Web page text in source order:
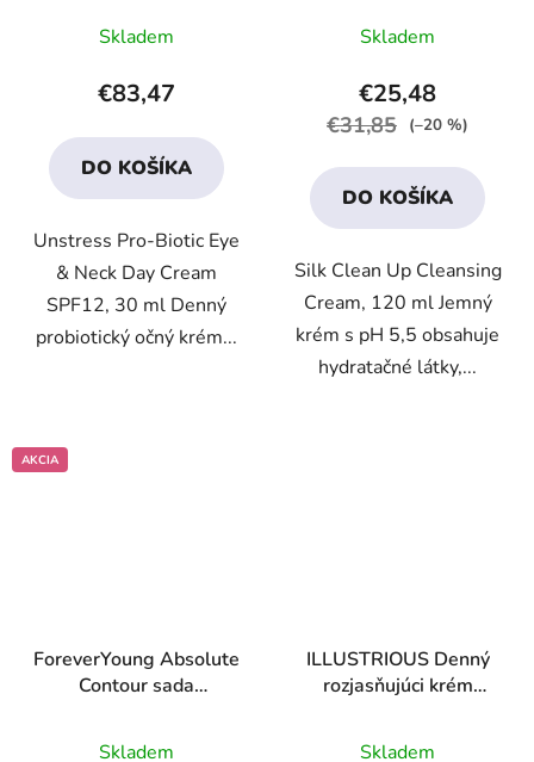
hodnotenie
produktu
je
4,5
z
hviezdičiek.
Skladem
€83,47
DO KOŠÍKA
Unstress Pro-Biotic Eye
& Neck Day Cream
SPF12, 30 ml Denný
probiotický očný krém...
hodnotenie
produktu
je
5
Skladem
€25,48
€31,85 (–20 %)
DO KOŠÍKA
Silk Clean Up Cleansing
Cream, 120 ml Jemný
krém s pH 5,5 obsahuje
hydratačné látky,...
AKCIA
ForeverYoung Absolute
Contour sada
KONTÚRY»
Skladem
ILLUSTRIOUS Denný
rozjasňujúci krém
Skladem